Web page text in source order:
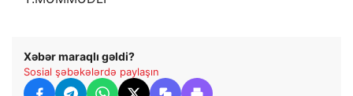
Xəbər maraqlı gəldi?
Sosial şəbəkələrdə paylaşın